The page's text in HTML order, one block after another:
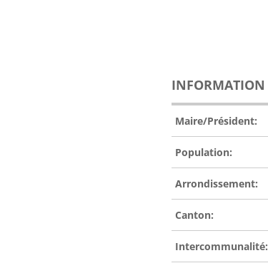
INFORMATION
Maire/Président:
Population:
Arrondissement:
Canton:
Intercommunalité: